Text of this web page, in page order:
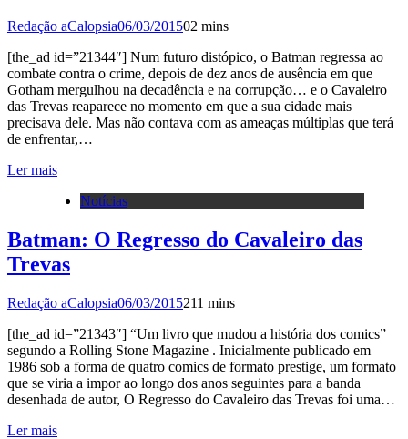
Redação aCalopsia06/03/201502 mins
[the_ad id=”21344″] Num futuro distópico, o Batman regressa ao
combate contra o crime, depois de dez anos de ausência em que
Gotham mergulhou na decadência e na corrupção… e o Cavaleiro
das Trevas reaparece no momento em que a sua cidade mais
precisava dele. Mas não contava com as ameaças múltiplas que terá
de enfrentar,…
Ler mais
Notícias
Batman: O Regresso do Cavaleiro das
Trevas
Redação aCalopsia06/03/2015211 mins
[the_ad id=”21343″] “Um livro que mudou a história dos comics”
segundo a Rolling Stone Magazine . Inicialmente publicado em
1986 sob a forma de quatro comics de formato prestige, um formato
que se viria a impor ao longo dos anos seguintes para a banda
desenhada de autor, O Regresso do Cavaleiro das Trevas foi uma…
Ler mais